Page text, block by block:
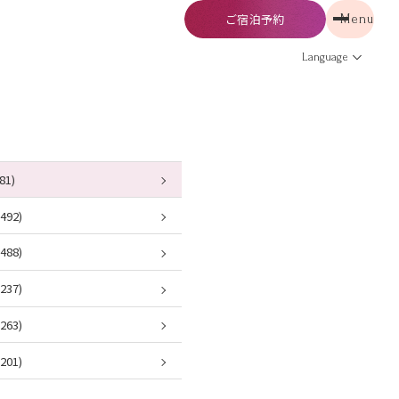
ご宿泊予約 Menu
Language